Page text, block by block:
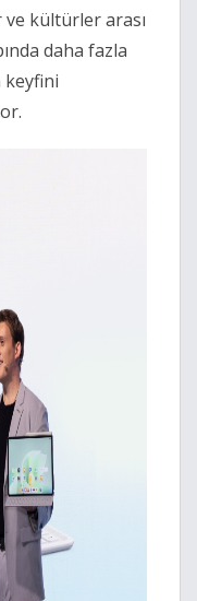
ve kültürler arası
daha fazla
keyfini